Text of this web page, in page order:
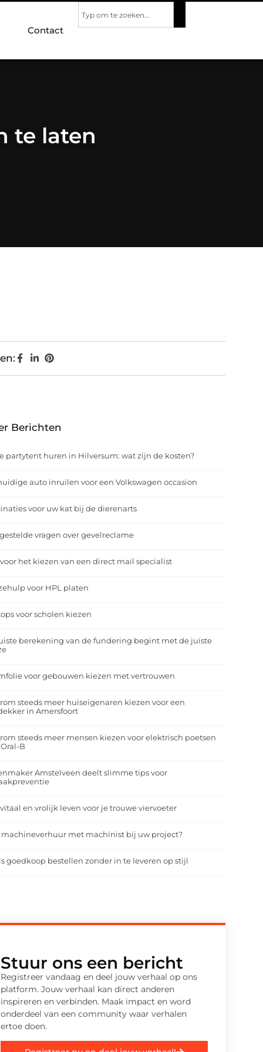
Contact
te laten
Berichten
partytent huren in Hilversum: wat zijn de kosten?
auto inruilen voor een Volkswagen occasion
voor uw kat bij de dierenarts
vragen over gevelreclame
voor het kiezen van een direct mail specialist
voor HPL platen
voor scholen kiezen
berekening van de fundering begint met de juiste
voor gebouwen kiezen met vertrouwen
steeds meer huiseigenaren kiezen voor een
in Amersfoort
steeds meer mensen kiezen voor elektrisch poetsen
B
Amstelveen deelt slimme tips voor
en vrolijk leven voor je trouwe viervoeter
machineverhuur met machinist bij uw project?
goedkoop bestellen zonder in te leveren op stijl
Stuur ons een bericht
Registreer vandaag en deel jouw verhaal op ons
platform. Jouw verhaal kan direct anderen
inspireren en verbinden. Maak impact en word
onderdeel van een community waar verhalen
ertoe doen.